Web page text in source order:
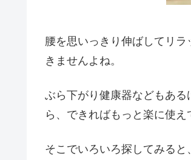
腰を思いっきり伸ばしてリ
きませんよね。
ぶら下がり健康器などもあ
ら、できればもっと楽に使え
そこでいろいろ探してみる